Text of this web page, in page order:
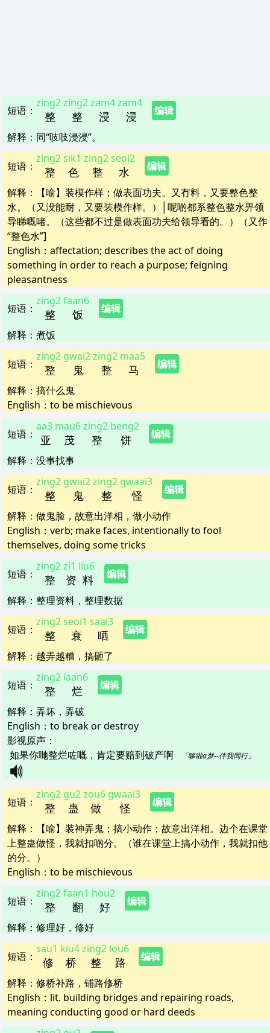
短语 ： 整
zing2
整
zing2
浸
zam4
浸
zam4
编辑
解释 ： 同“吱吱浸浸”。
短语 ： 整
zing2
色
sik1
整
zing2
水
seoi2
编辑
解释 ：
【喻】装模作样；做表面功夫。又冇料，又要整色整
水。（又没能耐，又要装模作样。）│呢啲都系整色整水畀领
导睇嘅啫。（这些都不过是做表面功夫给领导看的。）（又作
“整色水”]
English： affectation; describes the act of doing
something in order to reach a purpose; feigning
pleasantness
短语 ： 整
zing2
饭
faan6
编辑
解释 ： 煮饭
短语 ： 整
zing2
鬼
gwai2
整
zing2
马
maa5
编辑
解释 ： 搞什么鬼
English： to be mischievous
短语 ： 亚
aa3
茂
mau6
整
zing2
饼
beng2
编辑
解释 ： 没事找事
短语 ： 整
zing2
鬼
gwai2
整
zing2
怪
gwaai3
编辑
解释 ： 做鬼脸，故意出洋相，做小动作
English： verb; make faces, intentionally to fool
themselves, doing some tricks
短语 ： 整
zing2
资
zi1
料
liu6
编辑
解释 ： 整理资料，整理数据
短语 ： 整
zing2
衰
seoi1
晒
saai3
编辑
解释 ： 越弄越糟，搞砸了
短语 ： 整
zing2
烂
laan6
编辑
解释 ： 弄坏，弄破
English： to break or destroy
影视原声：
如果你哋整烂咗嘅，肯定要赔到破产啊
「哆啦a梦--伴我同行」
短语 ： 整
zing2
蛊
gu2
做
zou6
怪
gwaai3
编辑
解释 ：
【喻】装神弄鬼；搞小动作；故意出洋相。边个在课堂
上整蛊做怪，我就扣啲分。（谁在课堂上搞小动作，我就扣他
的分。）
English： to be mischievous
短语 ： 整
zing2
翻
faan1
好
hou2
编辑
解释 ： 修理好，修好
短语 ： 修
sau1
桥
kiu4
整
zing2
路
lou6
编辑
解释 ： 修桥补路，铺路修桥
English： lit. building bridges and repairing roads,
meaning conducting good or hard deeds